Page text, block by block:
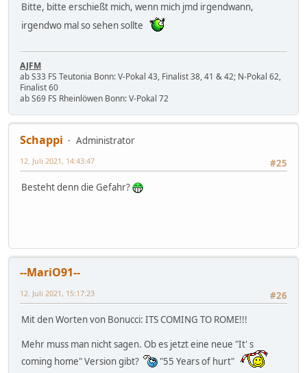
Bitte, bitte erschießt mich, wenn mich jmd irgendwann,
irgendwo mal so sehen sollte
AJFM
ab S33 FS Teutonia Bonn: V-Pokal 43, Finalist 38, 41 & 42; N-Pokal 62,
Finalist 60
ab S69 FS Rheinlöwen Bonn: V-Pokal 72
Schappi
Administrator
#25
12. Juli 2021, 14:43:47
Besteht denn die Gefahr?
--MariO91--
#26
12. Juli 2021, 15:17:23
Mit den Worten von Bonucci: ITS COMING TO ROME!!!
Mehr muss man nicht sagen. Ob es jetzt eine neue "It' s
coming home" Version gibt?
"55 Years of hurt"